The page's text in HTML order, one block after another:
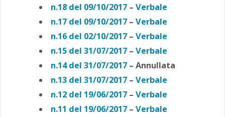
n.18 del 09/10/2017 –Verbale
n.17 del 09/10/2017 –Verbale
n.16 del 02/10/2017 –Verbale
n.15 del 31/07/2017 –Verbale
n.14 del 31/07/2017 – Annullata
n.13 del 31/07/2017 –Verbale
n.12 del 19/06/2017 –Verbale
n.11 del 19/06/2017 –Verbale